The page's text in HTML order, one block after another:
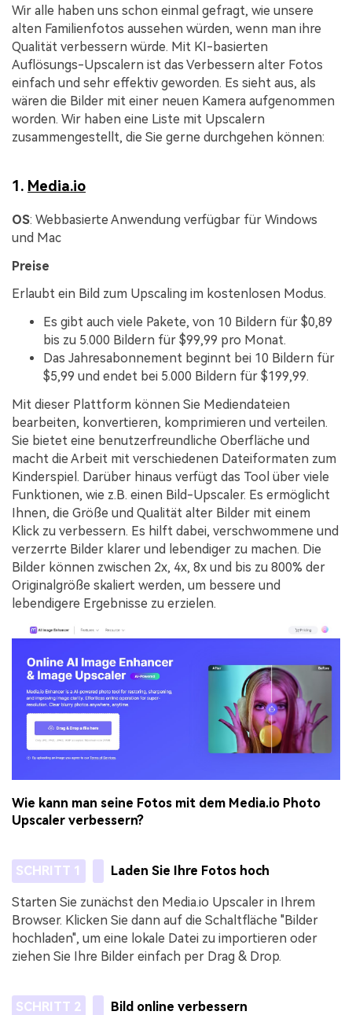
Wir alle haben uns schon einmal gefragt, wie unsere
alten Familienfotos aussehen würden, wenn man ihre
Qualität verbessern würde. Mit KI-basierten
Auflösungs-Upscalern ist das Verbessern alter Fotos
einfach und sehr effektiv geworden. Es sieht aus, als
wären die Bilder mit einer neuen Kamera aufgenommen
worden. Wir haben eine Liste mit Upscalern
zusammengestellt, die Sie gerne durchgehen können:
1. Media.io
OS: Webbasierte Anwendung verfügbar für Windows
und Mac
Preise
Erlaubt ein Bild zum Upscaling im kostenlosen Modus.
Es gibt auch viele Pakete, von 10 Bildern für $0,89
bis zu 5.000 Bildern für $99,99 pro Monat.
Das Jahresabonnement beginnt bei 10 Bildern für
$5,99 und endet bei 5.000 Bildern für $199,99.
Mit dieser Plattform können Sie Mediendateien
bearbeiten, konvertieren, komprimieren und verteilen.
Sie bietet eine benutzerfreundliche Oberfläche und
macht die Arbeit mit verschiedenen Dateiformaten zum
Kinderspiel. Darüber hinaus verfügt das Tool über viele
Funktionen, wie z.B. einen Bild-Upscaler. Es ermöglicht
Ihnen, die Größe und Qualität alter Bilder mit einem
Klick zu verbessern. Es hilft dabei, verschwommene und
verzerrte Bilder klarer und lebendiger zu machen. Die
Bilder können zwischen 2x, 4x, 8x und bis zu 800% der
Originalgröße skaliert werden, um bessere und
lebendigere Ergebnisse zu erzielen.
Wie kann man seine Fotos mit dem Media.io Photo
Upscaler verbessern?
SCHRITT 1 Laden Sie Ihre Fotos hoch
Starten Sie zunächst den Media.io Upscaler in Ihrem
Browser. Klicken Sie dann auf die Schaltfläche "Bilder
hochladen", um eine lokale Datei zu importieren oder
ziehen Sie Ihre Bilder einfach per Drag & Drop.
SCHRITT 2 Bild online verbessern